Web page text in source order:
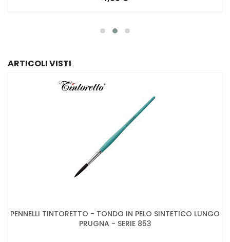
ARTICOLI VISTI
PENNELLI TINTORETTO - TONDO IN PELO SINTETICO LUNGO
PRUGNA - SERIE 853